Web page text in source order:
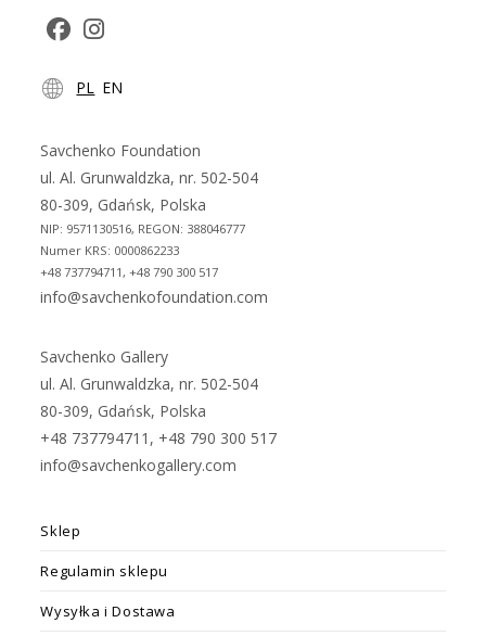
in
new
tab
in
new
tab
PL EN
Savchenko Foundation
ul. Al. Grunwaldzka, nr. 502-504
80-309, Gdańsk, Polska
NIP: 9571130516, REGON: 388046777
Numer KRS: 0000862233
+48 737794711, +48 790 300 517
info@savchenkofoundation.com
Savchenko Gallery
ul. Al. Grunwaldzka, nr. 502-504
80-309, Gdańsk, Polska
+48 737794711, +48 790 300 517
info@savchenkogallery.com
Sklep
Regulamin sklepu
Wysyłka i Dostawa